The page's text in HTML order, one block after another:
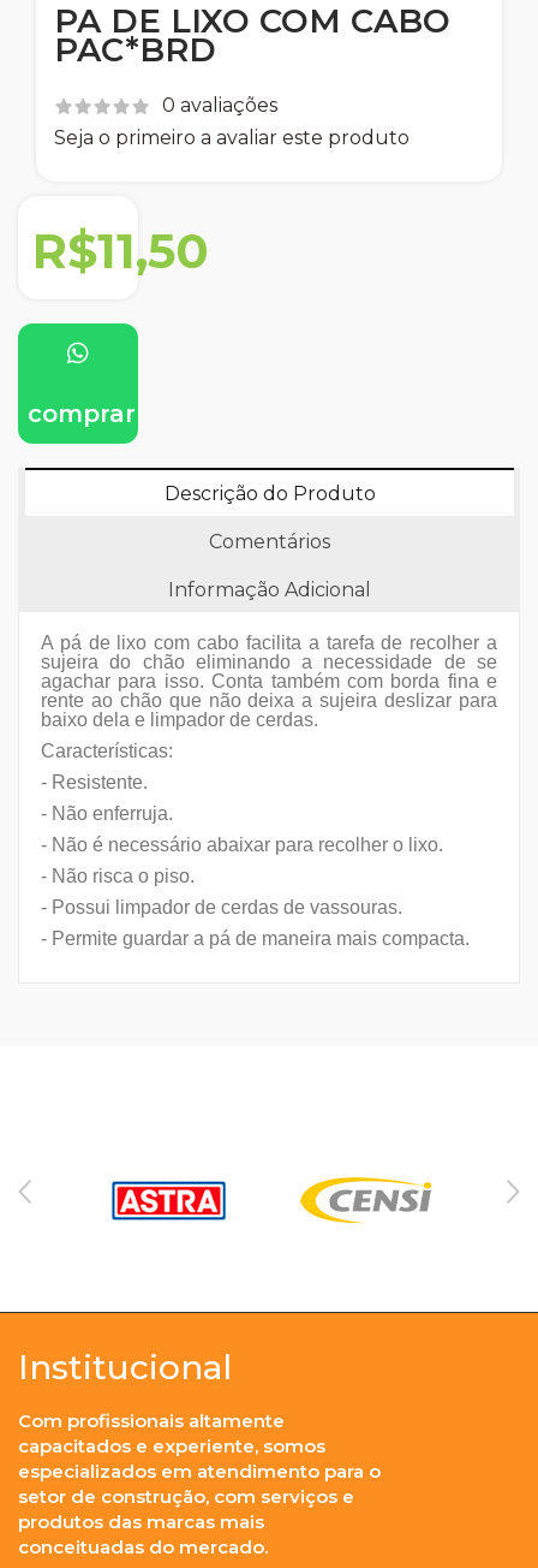
PA DE LIXO COM CABO
PAC*BRD
0 avaliações
Seja o primeiro a avaliar este produto
R$11,50
comprar
Descrição do Produto
Comentários
Informação Adicional
A pá de lixo com cabo facilita a tarefa de recolher a
sujeira do chão eliminando a necessidade de se
agachar para isso. Conta também com borda fina e
rente ao chão que não deixa a sujeira deslizar para
baixo dela e limpador de cerdas.
Características:
- Resistente.
- Não enferruja.
- Não é necessário abaixar para recolher o lixo.
- Não risca o piso.
- Possui limpador de cerdas de vassouras.
- Permite guardar a pá de maneira mais compacta.
Institucional
Com profissionais altamente
capacitados e experiente, somos
especializados em atendimento para o
setor de construção, com serviços e
produtos das marcas mais
conceituadas do mercado.